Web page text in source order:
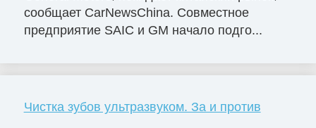
сообщает CarNewsChina. Совместное
предприятие SAIC и GM начало подго...
Чистка зубов ультразвуком. За и против